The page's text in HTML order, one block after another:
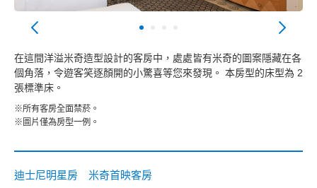
在這間洋溢米奇造型設計的客房中，處處皆有米奇的圖案隱藏在各
個角落，令遊客笑逐顏開的小驚喜等您來發現。 本房型的床型為 2
張標準床。
※所有客房全面禁菸。
※圖片僅為房型一例。
迪士尼明星房 米奇首映客房